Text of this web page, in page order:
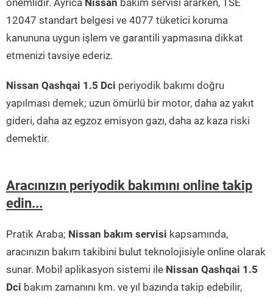
önemlidir. Ayrıca Nissan bakım servisi ararken, TSE
12047 standart belgesi ve 4077 tüketici koruma
kanununa uygun işlem ve garantili yapmasına dikkat
etmenizi tavsiye ederiz.
Nissan Qashqai 1.5 Dci periyodik bakımı doğru
yapılması demek; uzun ömürlü bir motor, daha az yakıt
gideri, daha az egzoz emisyon gazı, daha az kaza riski
demektir.
Aracınızın periyodik bakımını online takip
edin...
Pratik Araba; Nissan bakım servisi kapsamında,
aracınızın bakım takibini bulut teknolojisiyle online olarak
sunar. Mobil aplikasyon sistemi ile Nissan Qashqai 1.5
Dci bakım zamanını km. ve yıl bazında takip edebilir,